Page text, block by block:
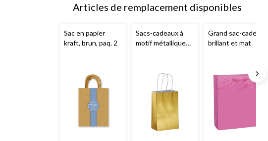
Articles de remplacement disponibles
Sac en papier
kraft, brun, paq. 2
Sacs-cadeaux à
motif métallique
Grand sac-cadeau
brillant et mat